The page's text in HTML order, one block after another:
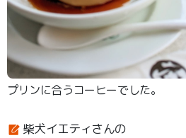
プリンに合うコーヒーでした。
柴犬イエティさんの